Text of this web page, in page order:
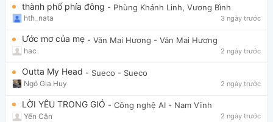
Tìm theo hợp âm Tải ứng dụng
Yêu cầu hợp âm
Tắt quảng cáo
thành phố phía đông - Phùng Khánh Linh, Vương Bình
hth_nata 3 ngày trước
Ước mơ của mẹ - Văn Mai Hương - Văn Mai Hương
hac 2 ngày trước
Outta My Head - Sueco - Sueco
Ngô Gia Huy 2 ngày trước
LỜI YÊU TRONG GIÓ - Công nghệ AI - Nam Vĩnh
Yến Cận 2 ngày trước